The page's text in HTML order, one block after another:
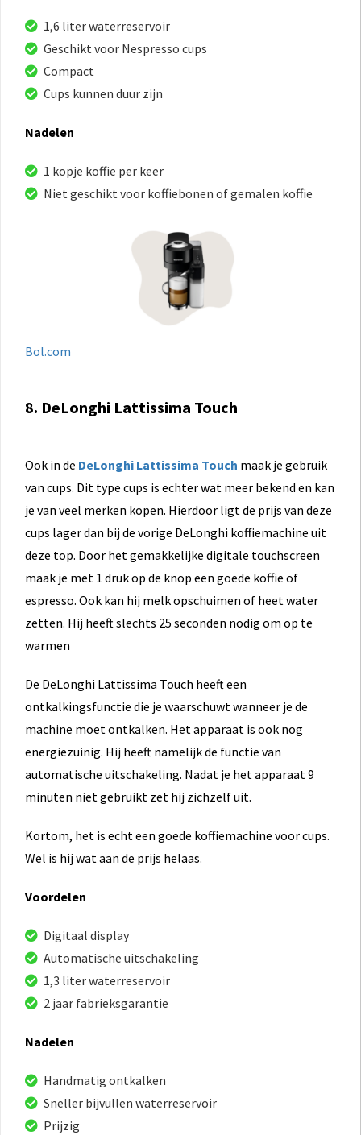
1,6 liter waterreservoir
Geschikt voor Nespresso cups
Compact
Cups kunnen duur zijn
Nadelen
1 kopje koffie per keer
Niet geschikt voor koffiebonen of gemalen koffie
Bol.com
8. DeLonghi Lattissima Touch
Ook in de DeLonghi Lattissima Touch maak je gebruik
van cups. Dit type cups is echter wat meer bekend en kan
je van veel merken kopen. Hierdoor ligt de prijs van deze
cups lager dan bij de vorige DeLonghi koffiemachine uit
deze top. Door het gemakkelijke digitale touchscreen
maak je met 1 druk op de knop een goede koffie of
espresso. Ook kan hij melk opschuimen of heet water
zetten. Hij heeft slechts 25 seconden nodig om op te
warmen
De DeLonghi Lattissima Touch heeft een
ontkalkingsfunctie die je waarschuwt wanneer je de
machine moet ontkalken. Het apparaat is ook nog
energiezuinig. Hij heeft namelijk de functie van
automatische uitschakeling. Nadat je het apparaat 9
minuten niet gebruikt zet hij zichzelf uit.
Kortom, het is echt een goede koffiemachine voor cups.
Wel is hij wat aan de prijs helaas.
Voordelen
Digitaal display
Automatische uitschakeling
1,3 liter waterreservoir
2 jaar fabrieksgarantie
Nadelen
Handmatig ontkalken
Sneller bijvullen waterreservoir
Prijzig